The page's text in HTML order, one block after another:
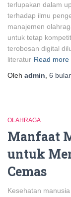
terlupakan dalam
terhadap ilmu
manajemen
untuk tetap
terobosan digital
literatur Read more
Oleh admin 6
OLAHRAGA
Manfaat
untuk
Cemas
Kesehatan